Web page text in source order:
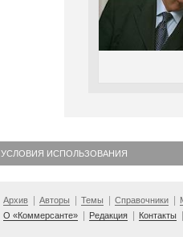
УСЛОВИЯ ИСПОЛЬЗОВАНИЯ
Архив Авторы Темы Справочники
О «Коммерсанте»
Редакция Контакты